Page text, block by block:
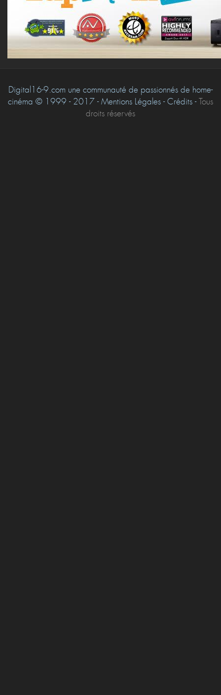
Digital16-9.com une communauté de passionnés de home-
cinéma © 1999 - 2017 - Mentions Légales - Crédits -Tous
droits réservés